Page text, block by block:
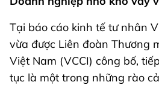
Tại báo cáo kinh tế tư nhân
vừa được Liên đoàn Thương
Việt Nam (VCCI) công bố,
tục là một trong những rào